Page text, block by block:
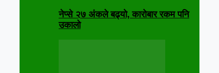
नेप्से २७ अंकले बढ्यो, कारोबार रकम पनि
उकालो